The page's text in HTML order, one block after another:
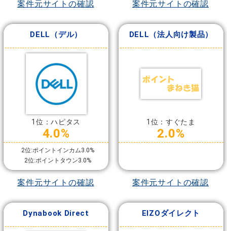
案件元サイトの確認 案件元サイトの確認
DELL（デル）
1位：ハピタス
4.0%
2位:ポイントインカム3.0%
2位:ポイントタウン3.0%
案件元サイトの確認
DELL（法人向け製品）
1位：すぐたま
2.0%
案件元サイトの確認
Dynabook Direct EIZOダイレクト